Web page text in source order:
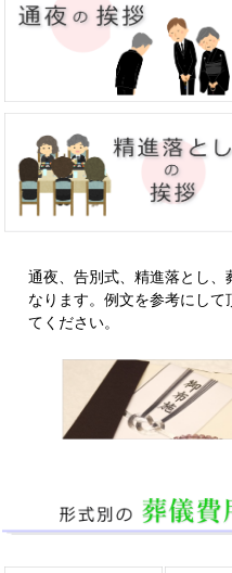
通夜、告別式、精進落とし
なります。例文を参考にし
てください。